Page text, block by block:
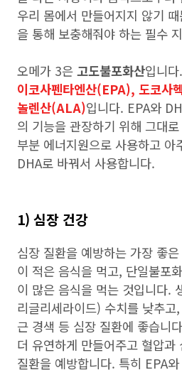
우리 몸에서 만들어지지 않기
을 통해 보충해줘야 하는 필수
오메가 3은 고도불포화산입니
이코사펜타엔산(EPA), 도코사
놀렌산(ALA)입니다. EPA와
의 기능을 관장하기 위해 그대
부분 에너지원으로 사용하고 아
DHA로 바꿔서 사용합니다.
1) 심장 건강
심장 질환을 예방하는 가장 좋
이 적은 음식을 먹고, 단일불포
이 많은 음식을 먹는 것입니다.
리글리세라이드) 수치를 낮추고
근 경색 등 심장 질환에 좋습니
더 유연하게 만들어주고 혈압과
질환을 예방합니다. 특히 EPA